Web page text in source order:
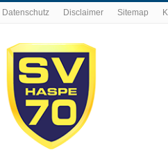
Datenschutz Disclaimer Sitemap